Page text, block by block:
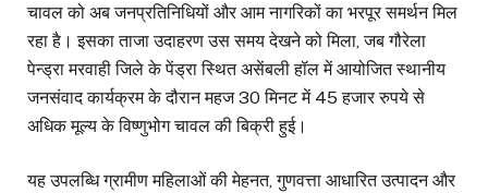
चावल को अब जनप्रतिनिधियों और आम नागरिकों का भरपूर समर्थन मिल
रहा है। इसका ताजा उदाहरण उस समय देखने को मिला, जब गौरेला
पेन्ड्रा मरवाही जिले के पेंड्रा स्थित असेंबली हॉल में आयोजित स्थानीय
जनसंवाद कार्यक्रम के दौरान महज 30 मिनट में 45 हजार रुपये से
अधिक मूल्य के विष्णुभोग चावल की बिक्री हुई।
यह उपलब्धि ग्रामीण महिलाओं की मेहनत, गुणवत्ता आधारित उत्पादन और